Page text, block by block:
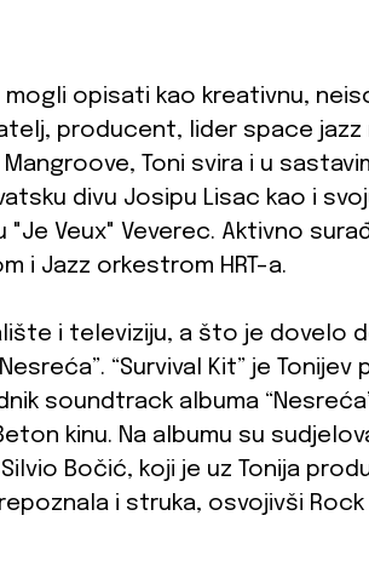
mogli opisati kao kreativnu,
producent, lider space jazz
Toni svira i u
divu Josipu Lisac kao i
Veux" Veverec. Aktivno
i Jazz orkestrom HRT-a.
i televiziju, a što je dovelo
“Survival Kit” je Tonijev
soundtrack albuma
kinu. Na albumu su
Bočić, koji je uz Tonija
i struka, osvojivši